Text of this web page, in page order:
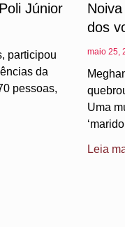
Júnior
participou
da
pessoas,
dos
maio 25,
Uma
Leia